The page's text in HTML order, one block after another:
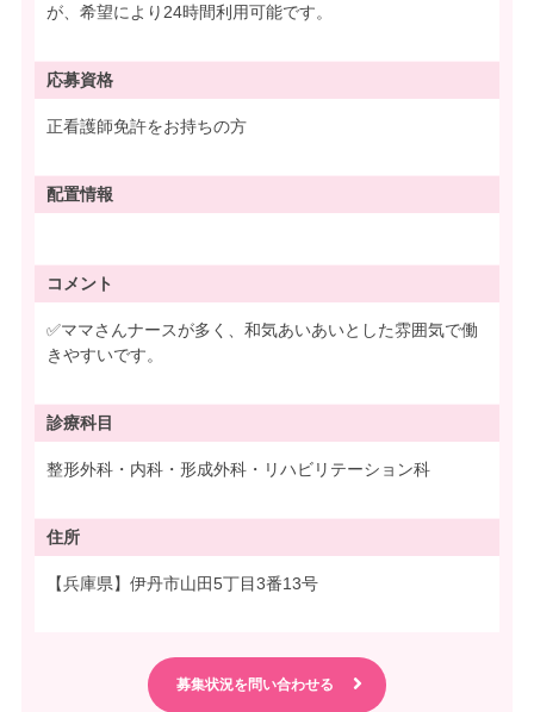
が、希望により24時間利用可能です。
応募資格
正看護師免許をお持ちの方
配置情報
コメント
✅ママさんナースが多く、和気あいあいとした雰囲気で働
きやすいです。
診療科目
整形外科・内科・形成外科・リハビリテーション科
住所
【兵庫県】伊丹市山田5丁目3番13号